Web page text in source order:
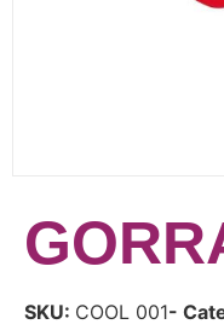
SKU: COOL 001-